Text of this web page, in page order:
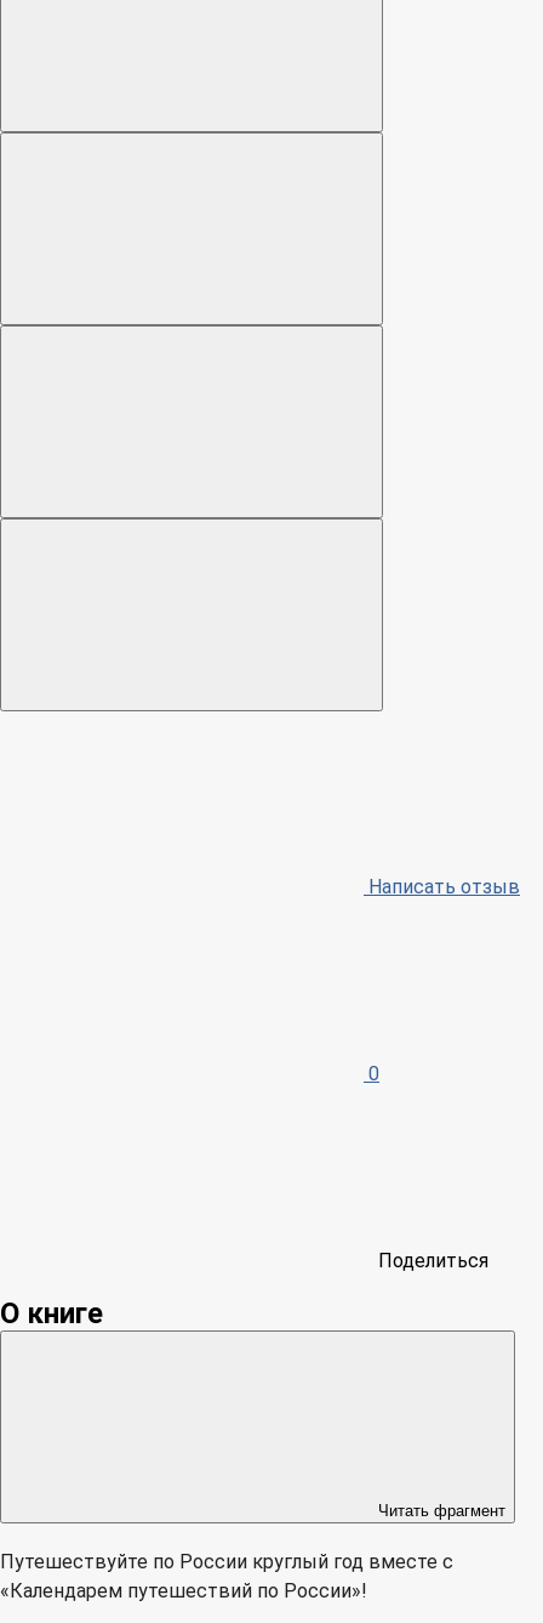
Написать отзыв
0
Поделиться
О книге
Читать фрагмент
Путешествуйте по России круглый год вместе с
«Календарем путешествий по России»!